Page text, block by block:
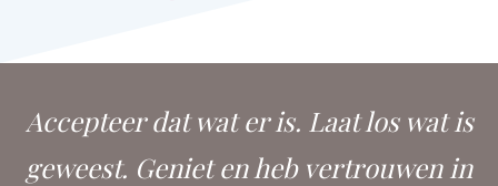
Accepteer dat wat er is. Laat los wat is
geweest. Geniet en heb vertrouwen in